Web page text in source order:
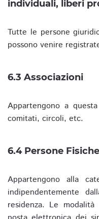
individuali, liberi
Tutte le persone
possono venire
6.3 Associazioni
Appartengono a
comitati, circoli, etc.
6.4 Persone Fisiche
Appartengono alla
indipendentemente
residenza. Le